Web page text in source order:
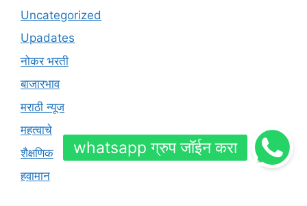
Uncategorized
Upadates
नोकर भरती
बाजारभाव
मराठी न्यूज
महत्वाचे
शैक्षणिक
हवामान